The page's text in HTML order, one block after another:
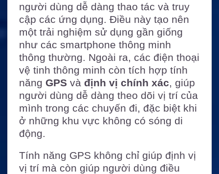
người dùng dễ dàng thao tác và truy
cập các ứng dụng. Điều này tạo nên
một trải nghiệm sử dụng gần giống
như các smartphone thông minh
thông thường. Ngoài ra, các điện thoại
vệ tinh thông minh còn tích hợp tính
năng GPS và định vị chính xác , giúp
người dùng dễ dàng theo dõi vị trí của
mình trong các chuyến đi, đặc biệt khi
ở những khu vực không có sóng di
động.
Tính năng GPS không chỉ giúp định vị
vị trí mà còn giúp người dùng điều